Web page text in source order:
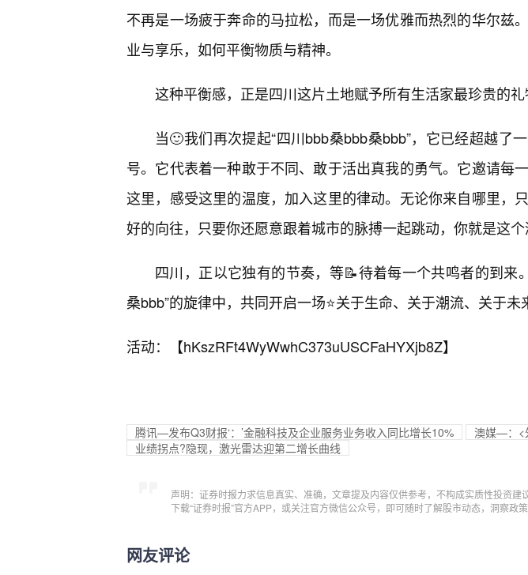
不再是一场疲于奔命的马拉松，而是一场优雅而热烈的华尔兹
业与享乐，如何平衡物质与精神。
这种平衡感，正是四川这片土地赋予所有生活家最珍贵的礼
当🙂我们再次提起“四川bbb桑bbb桑bbb”，它已经超越了
号。它代表着一种敢于不同、敢于活出真我的勇气。它邀请每
这里，感受这里的温度，加入这里的律动。无论你来自哪里，
好的向往，只要你还愿意跟着城市的脉搏一起跳动，你就是这个
四川，正以它独有的节奏，等📝待着每一个共鸣者的到来
桑bbb”的旋律中，共同开启一场⭐关于生命、关于潮流、关于未
活动：【hKszRFt4WyWwhC373uUSCFaHYXjb8Z】
腾讯—发布Q3财报‘：’金融科技及企业服务业务收入同比增长10%
澳媒—：<
业绩拐点?隐现，激光雷达迎第二增长曲线
声明：证券时报力求信息真实、准确，文章提及内容仅供参考，不构成实质性投资建
下载“证券时报”官方APP，或关注官方微信公众号，即可随时了解股市动态，洞察政
网友评论